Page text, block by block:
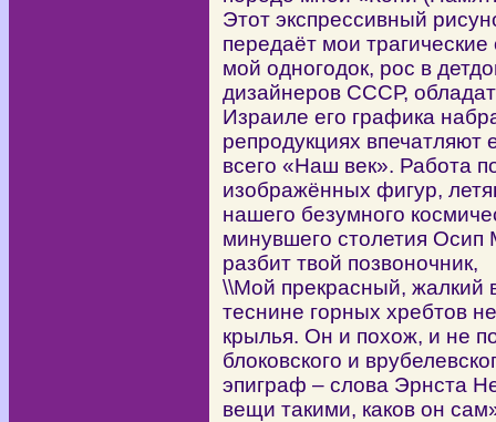
Этот экспрессивный
передаёт мои
мой одногодок, рос в
дизайнеров СССР,
Израиле его графика
репродукциях
всего «Наш век». Работа
изображённых фигур,
нашего безумного
минувшего столетия
разбит твой позвоночник,
\\Мой прекрасный, жалкий
теснине горных хребтов
крылья. Он и похож, и не
блоковского и
эпиграф – слова Эрнста
вещи такими, каков он